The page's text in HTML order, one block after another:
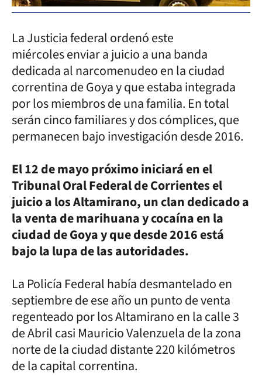
La Justicia federal ordenó este
miércoles enviar a juicio a una banda
dedicada al narcomenudeo en la ciudad
correntina de Goya y que estaba integrada
por los miembros de una familia. En total
serán cinco familiares y dos cómplices, que
permanecen bajo investigación desde 2016.
El 12 de mayo próximo iniciará en el
Tribunal Oral Federal de Corrientes el
juicio a los Altamirano, un clan dedicado a
la venta de marihuana y cocaína en la
ciudad de Goya y que desde 2016 está
bajo la lupa de las autoridades.
La Policía Federal había desmantelado en
septiembre de ese año un punto de venta
regenteado por los Altamirano en la calle 3
de Abril casi Mauricio Valenzuela de la zona
norte de la ciudad distante 220 kilómetros
de la capital correntina.